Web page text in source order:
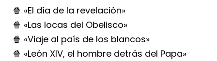
🍿 «El día de la revelación»
🍿 «Las locas del Obelisco»
🍿 «Viaje al país de los blancos»
🍿 «León XIV, el hombre detrás del Papa»